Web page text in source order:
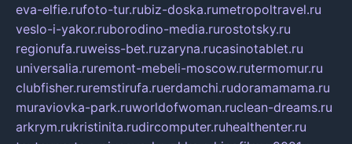
eva-elfie.rufoto-tur.rubiz-doska.rumetropoltravel.ru
veslo-i-yakor.ruborodino-media.rurostotsky.ru
regionufa.ruweiss-bet.ruzaryna.rucasinotablet.ru
universalia.ruremont-mebeli-moscow.rutermomur.ru
clubfisher.ruremstirufa.ruerdamchi.rudoramamama.ru
muraviovka-park.ruworldofwoman.ruclean-dreams.ru
arkrym.rukristinita.rudircomputer.ruhealthenter.ru